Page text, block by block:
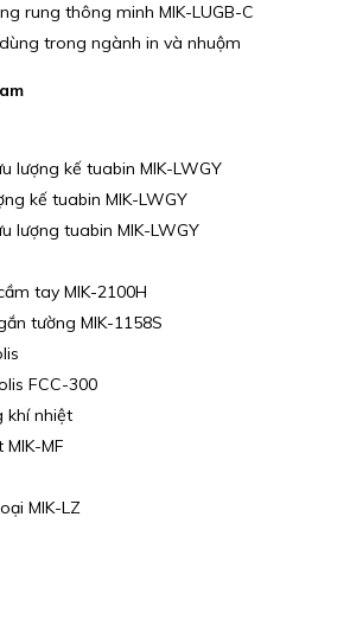
rung thông minh MIK-LUGB-C
trong ngành in và nhuộm
lượng kế tuabin MIK-LWGY
kế tuabin MIK-LWGY
lượng tuabin MIK-LWGY
tay MIK-2100H
tường MIK-1158S
FCC-300
khí nhiệt
MF
MIK-LZ